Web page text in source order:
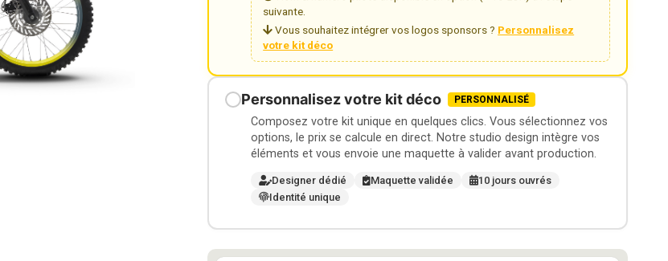
suivante.
Vous souhaitez intégrer vos logos sponsors ? Personnalisez
votre kit déco
Personnalisez votre kit déco PERSONNALISÉ
Composez votre kit unique en quelques clics. Vous sélectionnez vos
options, le prix se calcule en direct. Notre studio design intègre vos
éléments et vous envoie une maquette à valider avant production.
Designer dédié Maquette validée
10 jours ouvrés
Identité unique